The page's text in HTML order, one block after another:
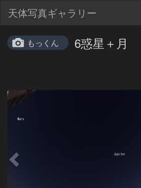
天体写真ギャラリー
もっくん 6惑星＋月